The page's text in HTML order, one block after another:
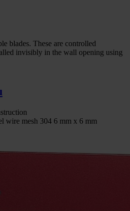
blades. These are controlled
invisibly in the wall opening using
wire mesh 304 6 mm x 6 mm